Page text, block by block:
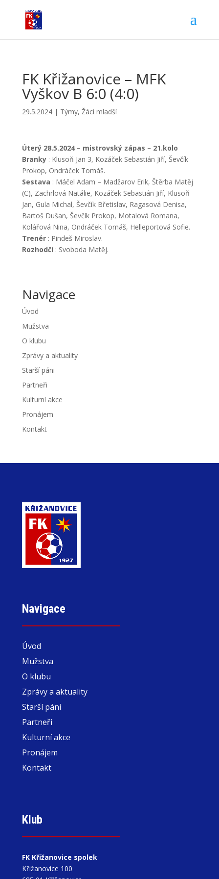
FK Křižanovice – MFK
Vyškov B 6:0 (4:0)
29.5.2024| Týmy, Žáci mladší
Úterý 28.5.2024 – mistrovský zápas – 21.kolo
Branky: Klusoň Jan 3, Kozáček Sebastián Jiří, Ševčík
Prokop, Ondráček Tomáš.
Sestava : Máčel Adam – Madžarov Erik, Štěrba Matěj
(C), Zachrlová Natálie, Kozáček Sebastián Jiří, Klusoň
Jan, Gula Michal, Ševčík Břetislav, Ragasová Denisa,
Bartoš Dušan, Ševčík Prokop, Motalová Romana,
Kolářová Nina, Ondráček Tomáš, Helleportová Sofie.
Trenér: Pindeš Miroslav.
Rozhodčí: Svoboda Matěj.
Navigace
Úvod
Mužstva
O klubu
Zprávy a aktuality
Starší páni
Partneři
Kulturní akce
Pronájem
Kontakt
Navigace
Úvod
Mužstva
O klubu
Zprávy a aktuality
Starší páni
Partneři
Kulturní akce
Pronájem
Kontakt
Klub
FK Křižanovice spolek
Křižanovice 100